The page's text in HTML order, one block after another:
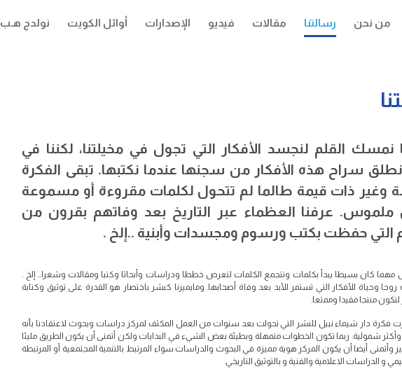
من نحن رسالتنا مقالات فيديو الإصدارات أوائل الكويت نولدج هـب
نمسك القلم لنجسد الأفكار التي تجول في مخيلتنا، لكننا في
نطلق سراح هذه الأفكار من سجنها عندما نكتبها. تبقى الفكرة
وغير ذات قيمة طالما لم تتحول لكلمات مقروءة أو مسموعة
ملموس. عرفنا العظماء عبر التاريخ بعد وفاتهم بقرون من
التي حفظت بكتب ورسوم ومجسدات وأبنية ..إلخ .
كان بسيطا يبدأ بكلمات وتتجمع الكلمات لتعرض خططا ودراسات وأبحاثا وكتبا ومقالات وشعرا... إلخ .
روحا وحياة للأفكار التي تستمر للأبد بعد وفاة أصحابها. ومايميزنا كبشر باختصار هو القدرة على توثيق وكتابة
لتكون منتجا مفيدا وممتعا.
دار شيماء نبيل للنشر التي تحولت بعد سنوات من العمل المكثف لمركز دراسات وبحوث لاعتقادنا بأنه
شمولية. ربما تكون الخطوات متمهلة وبطيئة بعض الشيء في البدايات ولكن أتمنى أن يكون الطريق مليئا
وأتمنى أيضا أن يكون المركز هوية مميزة في البحوث والدراسات سواء المرتبط بالتنمية المجتمعية أو المرتبطة
و الدراسات الاعلامية والفنية و بالتوثيق التاريخي.